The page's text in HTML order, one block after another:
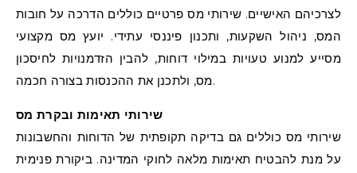
לצרכיהם האישיים. שירותי מס פרטיים כוללים הדרכה על חובות
המס, ניהול השקעות, ותכנון פיננסי עתידי. יועץ מס מקצועי
מסייע למנוע טעויות במילוי דוחות, להבין הזדמנויות לחיסכון
מס, ולתכנן את ההכנסות בצורה חכמה.
שירותי תאימות ובקרת מס
שירותי מס כוללים גם בדיקה תקופתית של הדוחות והחשבונות
על מנת להבטיח תאימות מלאה לחוקי המדינה. ביקורת פנימית